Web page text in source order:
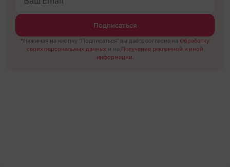
Подписаться
*Нажимая на кнопку "Подписаться" вы даёте согласие на Обработку
своих персональных данных и на Получение рекламной и иной
информации.